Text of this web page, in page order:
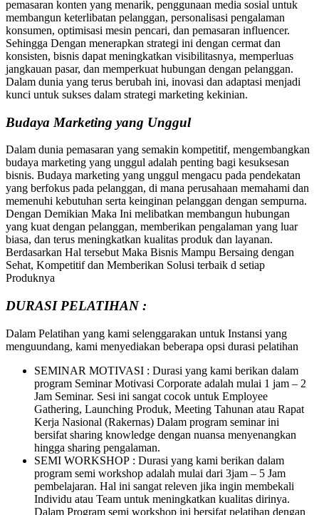
pemasaran konten yang menarik, penggunaan media sosial untuk
membangun keterlibatan pelanggan, personalisasi pengalaman
konsumen, optimisasi mesin pencari, dan pemasaran influencer.
Sehingga Dengan menerapkan strategi ini dengan cermat dan
konsisten, bisnis dapat meningkatkan visibilitasnya, memperluas
jangkauan pasar, dan memperkuat hubungan dengan pelanggan.
Dalam dunia yang terus berubah ini, inovasi dan adaptasi menjadi
kunci untuk sukses dalam strategi marketing kekinian.
Budaya Marketing yang Unggul
Dalam dunia pemasaran yang semakin kompetitif, mengembangkan
budaya marketing yang unggul adalah penting bagi kesuksesan
bisnis. Budaya marketing yang unggul mengacu pada pendekatan
yang berfokus pada pelanggan, di mana perusahaan memahami dan
memenuhi kebutuhan serta keinginan pelanggan dengan sempurna.
Dengan Demikian Maka Ini melibatkan membangun hubungan
yang kuat dengan pelanggan, memberikan pengalaman yang luar
biasa, dan terus meningkatkan kualitas produk dan layanan.
Berdasarkan Hal tersebut Maka Bisnis Mampu Bersaing dengan
Sehat, Kompetitif dan Memberikan Solusi terbaik d setiap
Produknya
DURASI PELATIHAN :
Dalam Pelatihan yang kami selenggarakan untuk Instansi yang
menguundang, kami menyediakan beberapa opsi durasi pelatihan
SEMINAR MOTIVASI : Durasi yang kami berikan dalam
program Seminar Motivasi Corporate adalah mulai 1 jam – 2
Jam Seminar. Sesi ini sangat cocok untuk Employee
Gathering, Launching Produk, Meeting Tahunan atau Rapat
Kerja Nasional (Rakernas) Dalam program seminar ini
bersifat sharing knowledge dengan nuansa menyenangkan
hingga sharing pengalaman.
SEMI WORKSHOP : Durasi yang kami berikan dalam
program semi workshop adalah mulai dari 3jam – 5 Jam
pembelajaran. Hal ini sangat releven jika ingin membekali
Individu atau Team untuk meningkatkan kualitas dirinya.
Dalam Program semi workshop ini bersifat pelatihan dengan